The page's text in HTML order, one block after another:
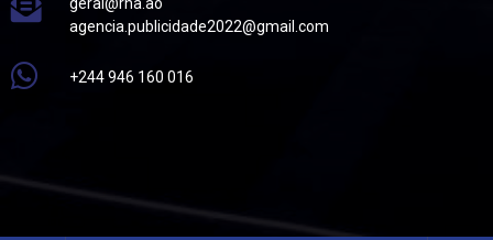
agencia.publicidade2022@gmail.com
+244 946 160 016